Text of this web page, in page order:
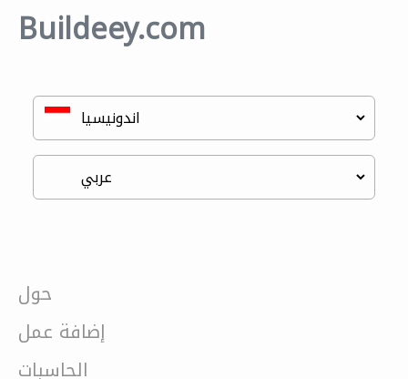
Buildeey.com
حول
إضافة عمل
الحاسبات